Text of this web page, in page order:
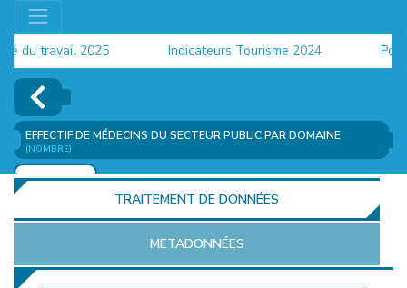
travail 2025 Indicateurs Tourisme 2024
EFFECTIF DE MÉDECINS DU SECTEUR PUBLIC PAR DOMAINE
(NOMBRE)
AJOUTER
TRAITEMENT DE DONNÉES
METADONNÉES